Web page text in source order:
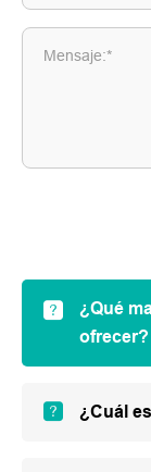
Mensaje:*
¿Qué
ofrecer?
¿Cuál